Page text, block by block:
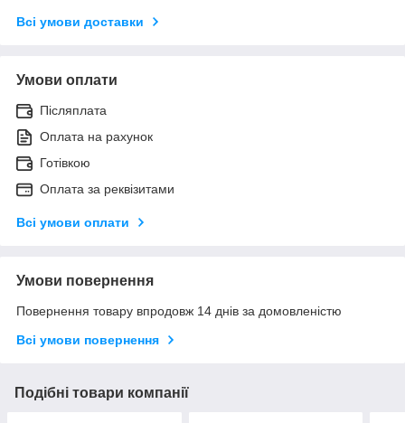
Всі умови доставки
Умови оплати
Післяплата
Оплата на рахунок
Готівкою
Оплата за реквізитами
Всі умови оплати
Умови повернення
Повернення товару впродовж 14 днів за домовленістю
Всі умови повернення
Подібні товари компанії